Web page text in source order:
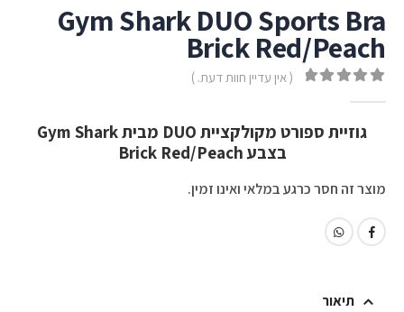
Gym Shark DUO Sports Bra
Brick Red/Peach
( אין עדיין חוות דעת. )
גוזיית ספורט מקולקציית DUO מבית Gym Shark
בצבע Brick Red/Peach
מוצר זה חסר כרגע במלאי ואינו זמין.
תיאור